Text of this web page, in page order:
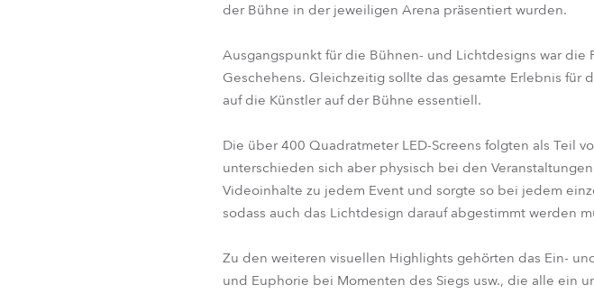
der Bühne in der jeweiligen Arena präsentiert wurden.
Ausgangspunkt für die Bühnen- und Lichtdesigns war
Geschehens. Gleichzeitig sollte das gesamte Erlebnis für
auf die Künstler auf der Bühne essentiell.
Die über 400 Quadratmeter LED-Screens folgten als Teil
unterschieden sich aber physisch bei den
Videoinhalte zu jedem Event und sorgte so bei jedem
sodass auch das Lichtdesign darauf abgestimmt werden
Zu den weiteren visuellen Highlights gehörten das Ein-
und Euphorie bei Momenten des Siegs usw., die alle ein